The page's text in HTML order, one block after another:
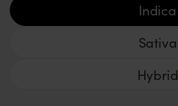
Indica
Sativa
Hybrid